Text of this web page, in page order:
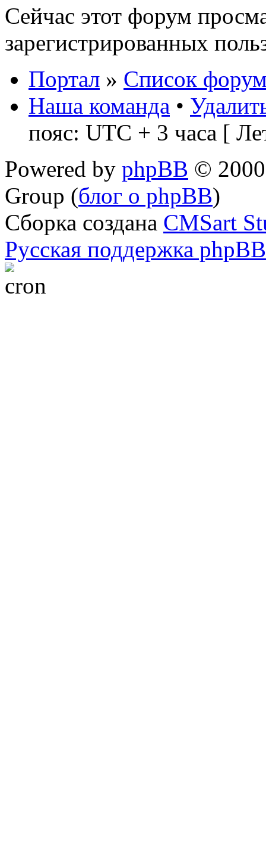
Сейчас этот форум
зарегистрированных
Портал » Список
Наша команда •
пояс: UTC + 3 часа [
Powered by phpBB ©
Group (блог о phpBB)
Сборка создана CMSart
Русская поддержка phpBB